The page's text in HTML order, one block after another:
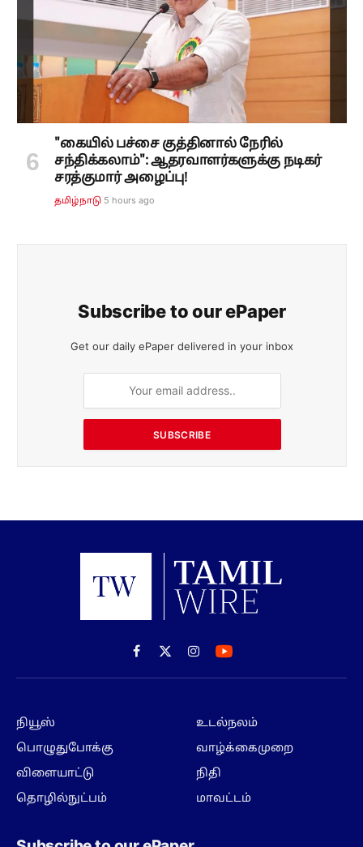
"கையில் பச்சை குத்தினால் நேரில்
சந்திக்கலாம்": ஆதரவாளர்களுக்கு நடிகர்
சரத்குமார் அழைப்பு!
தமிழ்நாடு 5 hours ago
Subscribe to our ePaper
Get our daily ePaper delivered in your inbox
SUBSCRIBE
Facebook
X
(Twitter)
Instagram
நியூஸ்
பொழுதுபோக்கு
விளையாட்டு
தொழில்நுட்பம்
உடல்நலம்
வாழ்க்கைமுறை
நிதி
மாவட்டம்